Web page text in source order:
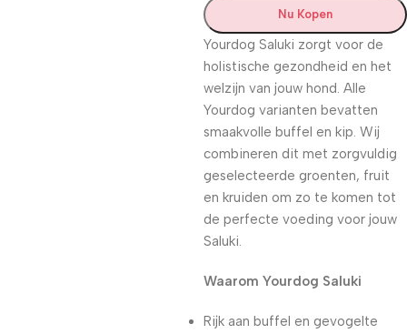
Nu Kopen
Yourdog Saluki zorgt voor de
holistische gezondheid en het
welzijn van jouw hond. Alle
Yourdog varianten bevatten
smaakvolle buffel en kip. Wij
combineren dit met zorgvuldig
geselecteerde groenten, fruit
en kruiden om zo te komen tot
de perfecte voeding voor jouw
Saluki.
Waarom Yourdog Saluki
Rijk aan buffel en gevogelte